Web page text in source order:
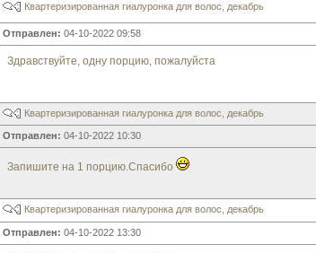
Квартеризированная гиалуронка для волос, декабрь
Отправлен: 04-10-2022 09:58
Здравствуйте, одну порцию, пожалуйста
Квартеризированная гиалуронка для волос, декабрь
Отправлен: 04-10-2022 10:30
Запишите на 1 порцию.Спасибо
Квартеризированная гиалуронка для волос, декабрь
Отправлен: 04-10-2022 13:30